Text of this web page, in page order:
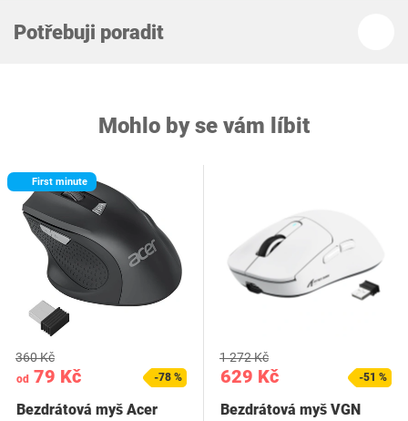
Potřebuji poradit
Mohlo by se vám líbit
First minute
od 79 Kč
360 Kč
-78 %
Bezdrátová myš Acer
629 Kč
1 272 Kč
-51 %
Bezdrátová myš VGN